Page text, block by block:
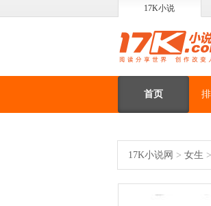
17K小说
首页
17K小说网 > 女生 >